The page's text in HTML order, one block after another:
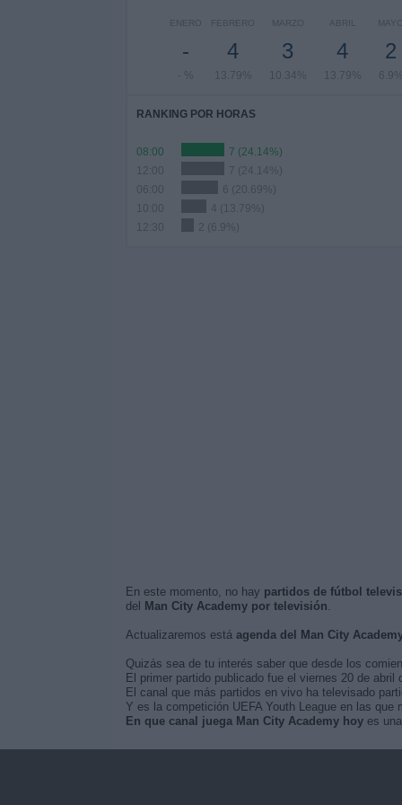
ENERO
-
- %
FEBRERO
4
13.79%
MARZO
3
10.34%
ABRIL
4
13.79%
MAYO
2
6.9%
RANKING POR HORAS
08:00
7 (24.14%)
12:00
7 (24.14%)
06:00
6 (20.69%)
4 (13.79%)
12:30
2 (6.9%)
En este momento, no hay partidos de fútbol
del Man City Academy por televisión.
Actualizaremos está agenda del Man City
Quizás sea de tu interés saber que desde los
El primer partido publicado fue el viernes 20 de
El canal que más partidos en vivo ha televisado
Y es la competición UEFA Youth League en las
En que canal juega Man City Academy hoyes una